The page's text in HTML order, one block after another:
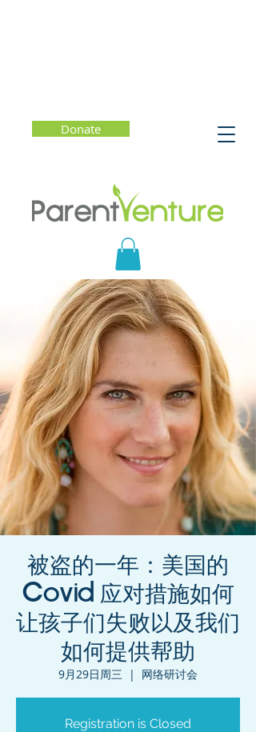
Donate
被盗的一年：美国的
Covid 应对措施如何
让孩子们失败以及我们
如何提供帮助
9月29日周三
  |
网络研讨会
Registration is Closed